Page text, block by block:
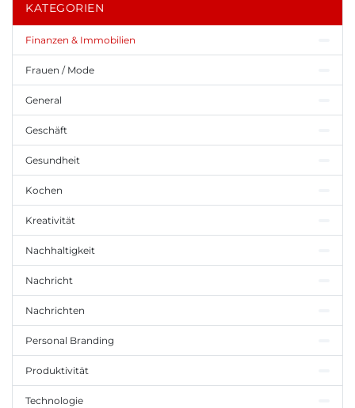
KATEGORIEN
Finanzen & Immobilien
Frauen / Mode
General
Geschäft
Gesundheit
Kochen
Kreativität
Nachhaltigkeit
Nachricht
Nachrichten
Personal Branding
Produktivität
Technologie